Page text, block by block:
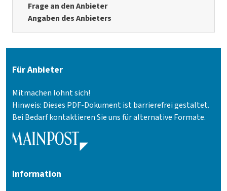
Frage an den Anbieter
Angaben des Anbieters
Für Anbieter
Mitmachen lohnt sich!
Hinweis: Dieses PDF-Dokument ist barrierefrei gestaltet.
Bei Bedarf kontaktieren Sie uns für alternative Formate.
Information